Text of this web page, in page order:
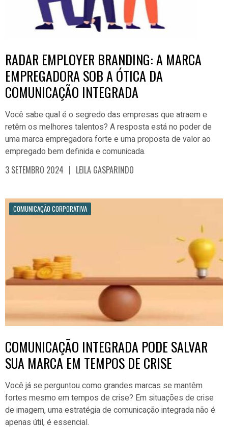
RADAR EMPLOYER BRANDING: A MARCA
EMPREGADORA SOB A ÓTICA DA
COMUNICAÇÃO INTEGRADA
Você sabe qual é o segredo das empresas que atraem e
retêm os melhores talentos? A resposta está no poder de
uma marca empregadora forte e uma proposta de valor ao
empregado bem definida e comunicada.
3 SETEMBRO 2024 | LEILA GASPARINDO
COMUNICAÇÃO CORPORATIVA
COMUNICAÇÃO INTEGRADA PODE SALVAR
SUA MARCA EM TEMPOS DE CRISE
Você já se perguntou como grandes marcas se mantêm
fortes mesmo em tempos de crise? Em situações de crise
de imagem, uma estratégia de comunicação integrada não é
apenas útil, é essencial.